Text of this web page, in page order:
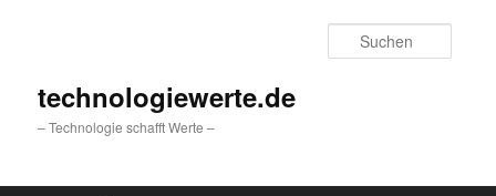
technologiewerte.de
– Technologie schafft Werte –